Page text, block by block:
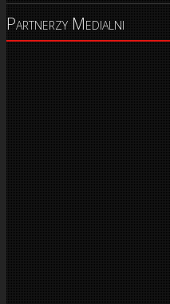
Partnerzy Medialni